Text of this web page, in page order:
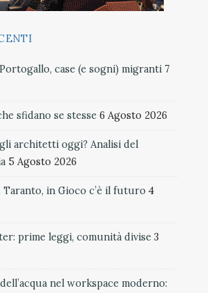
case (e sogni) migranti 7
sfidano se stesse 6 Agosto 2026
architetti oggi? Analisi del
5 Agosto 2026
in Gioco c’è il futuro 4
prime leggi, comunità divise 3
nel workspace moderno: